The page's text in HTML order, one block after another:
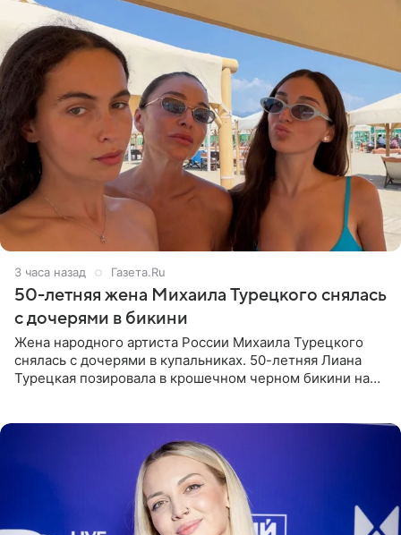
3 часа назад Газета.Ru
50-летняя жена Михаила Турецкого снялась
с дочерями в бикини
Жена народного артиста России Михаила Турецкого
снялась с дочерями в купальниках. 50-летняя Лиана
Турецкая позировала в крошечном черном бикини на